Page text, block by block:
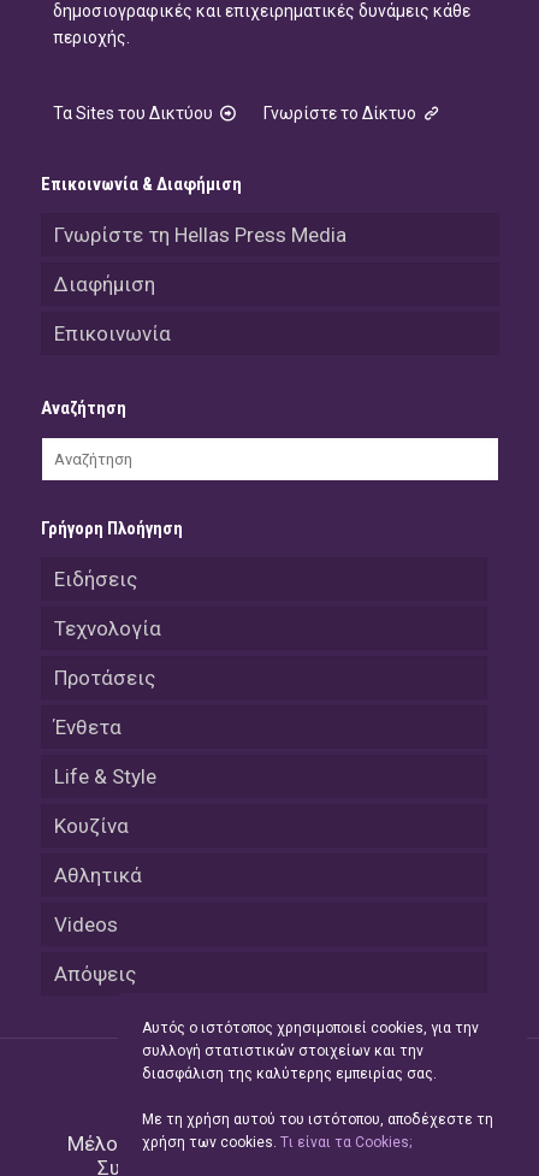
δημοσιογραφικές και επιχειρηματικές δυνάμεις κάθε
περιοχής.
Τα Sites του Δικτύου Γνωρίστε το Δίκτυο
Επικοινωνία & Διαφήμιση
Γνωρίστε τη Hellas Press Media
Διαφήμιση
Επικοινωνία
Αναζήτηση
Γρήγορη Πλοήγηση
Ειδήσεις
Τεχνολογία
Προτάσεις
Ένθετα
Life & Style
Κουζίνα
Αθλητικά
Videos
Απόψεις
Μέλος του Δικτύου τηςHellas Press Media
Συντήρηση και Ανάπτυξη
Αυτός ο ιστότοπος χρησιμοποιεί cookies, για την
συλλογή στατιστικών στοιχείων και την
διασφάλιση της καλύτερης εμπειρίας σας.
Με τη χρήση αυτού του ιστότοπου, αποδέχεστε τη
χρήση των cookies. Tι είναι τα Cookies;